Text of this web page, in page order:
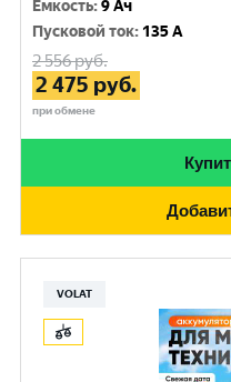
Емкость:9 Ач
Пусковой ток: 135 A
2 556руб.
2 475 руб.
при обмене
VOLAT